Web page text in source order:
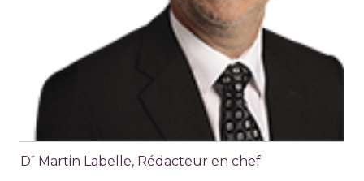
Dr Martin Labelle, Rédacteur en chef